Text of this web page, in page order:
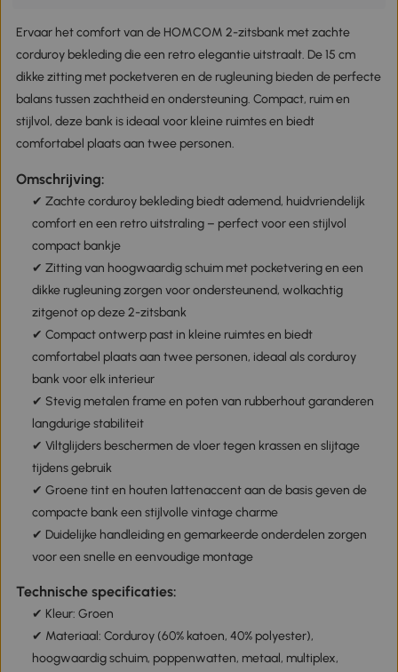
Ervaar het comfort van de HOMCOM 2-zitsbank met zachte
corduroy bekleding die een retro elegantie uitstraalt. De 15 cm
dikke zitting met pocketveren en de rugleuning bieden de perfecte
balans tussen zachtheid en ondersteuning. Compact, ruim en
stijlvol, deze bank is ideaal voor kleine ruimtes en biedt
comfortabel plaats aan twee personen.
Omschrijving:
✔ Zachte corduroy bekleding biedt ademend, huidvriendelijk
comfort en een retro uitstraling – perfect voor een stijlvol
compact bankje
✔ Zitting van hoogwaardig schuim met pocketvering en een
dikke rugleuning zorgen voor ondersteunend, wolkachtig
zitgenot op deze 2-zitsbank
✔ Compact ontwerp past in kleine ruimtes en biedt
comfortabel plaats aan twee personen, ideaal als corduroy
bank voor elk interieur
✔ Stevig metalen frame en poten van rubberhout garanderen
langdurige stabiliteit
✔ Viltglijders beschermen de vloer tegen krassen en slijtage
tijdens gebruik
✔ Groene tint en houten lattenaccent aan de basis geven de
compacte bank een stijlvolle vintage charme
✔ Duidelijke handleiding en gemarkeerde onderdelen zorgen
voor een snelle en eenvoudige montage
Technische specificaties:
✔ Kleur: Groen
✔ Materiaal: Corduroy (60% katoen, 40% polyester),
hoogwaardig schuim, poppenwatten, metaal, multiplex,